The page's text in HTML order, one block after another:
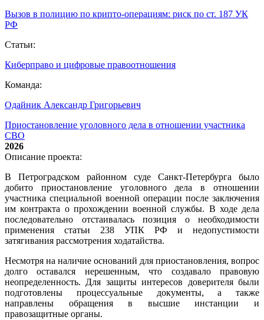
Вызов в полицию по крипто‑операциям: риск по ст. 187 УК
РФ
Статьи:
Киберправо и цифровые правоотношения
Команда:
Одайник Александр Григорьевич
Приостановление уголовного дела в отношении участника
СВО
2026
Описание проекта:
В Петроградском районном суде Санкт-Петербурга было
добито приостановление уголовного дела в отношении
участника специальной военной операции после заключения
им контракта о прохождении военной службы. В ходе дела
последовательно отстаивалась позиция о необходимости
применения статьи 238 УПК РФ и недопустимости
затягивания рассмотрения ходатайства.
Несмотря на наличие оснований для приостановления, вопрос
долго оставался нерешенным, что создавало правовую
неопределенность. Для защиты интересов доверителя были
подготовлены процессуальные документы, а также
направлены обращения в высшие инстанции и
правозащитные органы.